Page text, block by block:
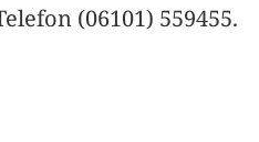
(06101) 559455.